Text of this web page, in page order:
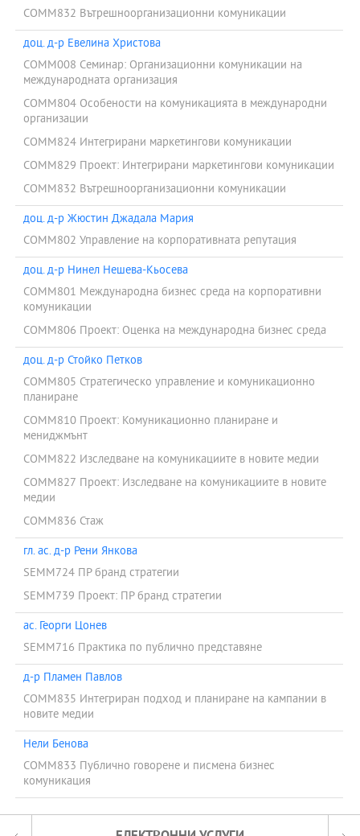
COMM832 Вътрешноорганизационни комуникации
доц. д-р Евелина Христова
COMM008 Семинар: Организационни комуникации на
международната организация
COMM804 Особености на комуникацията в международни
организации
COMM824 Интегрирани маркетингови комуникации
COMM829 Проект: Интегрирани маркетингови комуникации
COMM832 Вътрешноорганизационни комуникации
доц. д-р Жюстин Джадала Мария
COMM802 Управление на корпоративната репутация
доц. д-р Нинел Нешева-Кьосева
COMM801 Meждународна бизнес среда на корпоративни
комуникации
COMM806 Проект: Оценка на международна бизнес среда
доц. д-р Стойко Петков
COMM805 Стратегическо управление и комуникационно
планиране
COMM810 Проект: Комуникационно планиране и
мениджмънт
COMM822 Изследване на комуникациите в новите медии
COMM827 Проект: Изследване на комуникациите в новите
медии
COMM836 Стаж
гл. ас. д-р Рени Янкова
SEMM724 ПР бранд стратегии
SEMM739 Проект: ПР бранд стратегии
ас. Георги Цонев
SEMM716 Практика по публично представяне
д-р Пламен Павлов
COMM835 Интегриран подход и планиране на кампании в
новите медии
Нели Бенова
COMM833 Публично говорене и писмена бизнес
комуникация